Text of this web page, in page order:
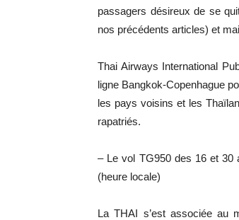
passagers désireux de se
nos précédents articles) et
Thai Airways International
ligne Bangkok-Copenhague
les pays voisins et les
rapatriés.
– Le vol TG950 des 16 et 30
(heure locale)
La THAI s’est associée au